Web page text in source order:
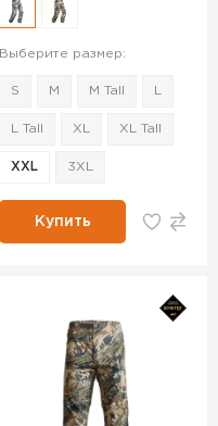
Выберите размер:
S M M Tall
L Tall XL XL Tall
XXL 3XL
Купить